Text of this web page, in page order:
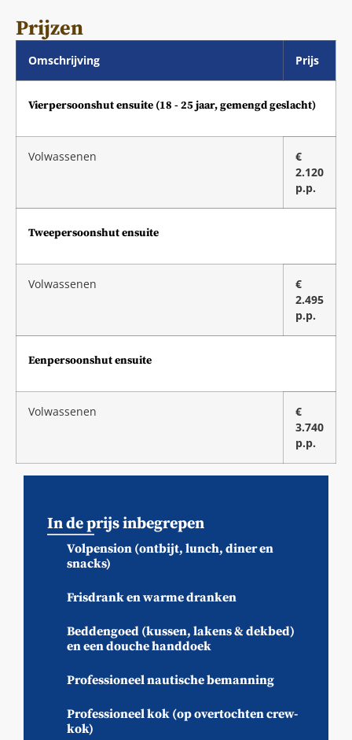
Prijzen
Omschrijving Prijs
Vierpersoonshut ensuite (18 - 25 jaar, gemengd geslacht)
Volwassenen
€
2.120
p.p.
Tweepersoonshut ensuite
Volwassenen
€
2.495
p.p.
Eenpersoonshut ensuite
Volwassenen
€
3.740
p.p.
In de prijs inbegrepen
Volpension (ontbijt, lunch, diner en
snacks)
Frisdrank en warme dranken
Beddengoed (kussen, lakens & dekbed)
en een douche handdoek
Professioneel nautische bemanning
Professioneel kok (op overtochten crew-
kok)